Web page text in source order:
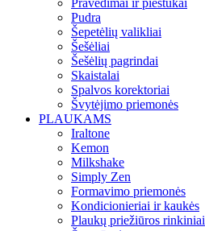
Pudra
Šepetėlių valikliai
Šešėliai
Šešėlių pagrindai
Skaistalai
Spalvos korektoriai
Švytėjimo priemonės
PLAUKAMS
Iraltone
Kemon
Milkshake
Simply Zen
Formavimo priemonės
Kondicionieriai ir kaukės
Plaukų priežiūros rinkiniai